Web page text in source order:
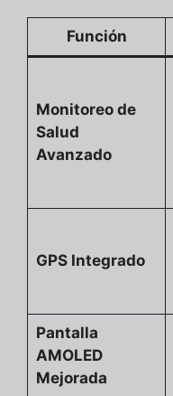
Función
Monitoreo de
Salud
Avanzado
GPS Integrado
Pantalla
AMOLED
Mejorada